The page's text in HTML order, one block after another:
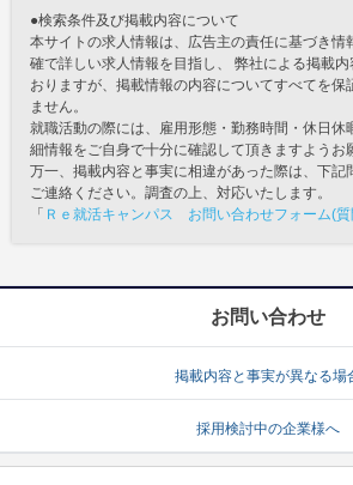
●検索条件及び掲載内容について
本サイトの求人情報は、広告主の責任に基づき情
確で詳しい求人情報を目指し、 弊社による掲載
おりますが、掲載情報の内容についてすべてを保
ません。
就職活動の際には、雇用形態・勤務時間・休日休
細情報をご自身で十分に確認して頂きますようお
万一、掲載内容と事実に相違があった際は、下記
ご連絡ください。調査の上、対応いたします。
「 Ｒｅ就活キャンパス お問い合わせフォーム(質
お問い合わせ
掲載内容と事実が異なる場
採用検討中の企業様へ